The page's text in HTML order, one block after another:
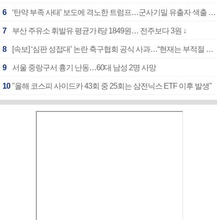
6 ‘탄약 부족 사태’ 보도에 격노한 트럼프…군사기밀 유출자 색출 지시
7 부산 주유소 휘발유 평균가 ℓ당 1849원… 전주보다 3원 ↓
8 [속보] ‘심판 성접대’ 논란 축구협회 공식 사과…“현재는 부적절 행위 없어”
9 서울 중랑구서 흉기 난동…60대 남성 2명 사망
10 "올해 코스피 사이드카 43회 중 25회는 삼전닉스 ETF 이후 발생"